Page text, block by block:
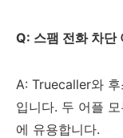
Q: 스팸 전화 차단
A: Truecaller와
입니다. 두 어플
에 유용합니다.